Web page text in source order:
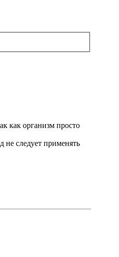
как организм просто
не следует применять